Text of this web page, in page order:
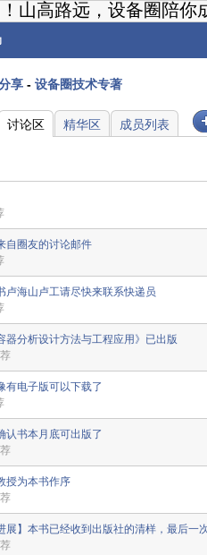
山高路远，设备圈陪你
享 - 设备圈技术专著
讨论区 精华区 成员列表
自圈友的讨论邮件
卢海山卢工请尽快来联系快递员
器分析设计方法与工程应用》已出版
有电子版可以下载了
认书本月底可出版了
授为本书作序
展】本书已经收到出版社的清样，最后一